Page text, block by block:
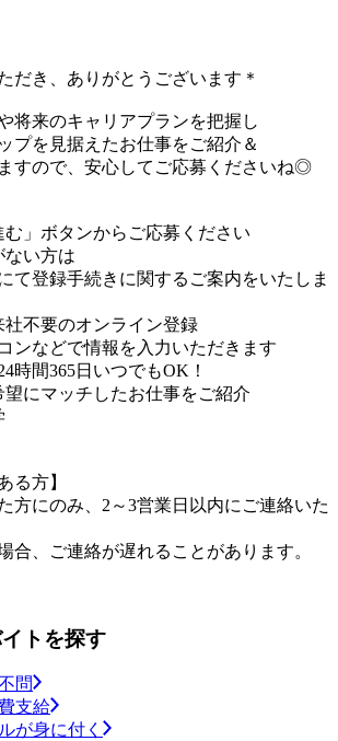
だき、ありがとうございます＊
将来のキャリアプランを把握し
プを見据えたお仕事をご紹介＆
すので、安心してご応募くださいね◎
む」ボタンからご応募ください
ない方は
て登録手続きに関するご案内をいたしま
不要のオンライン登録
などで情報を入力いただきます
間365日いつでもOK！
にマッチしたお仕事をご紹介
る方】
方にのみ、2～3営業日以内にご連絡いた
合、ご連絡が遅れることがあります。
トを探す
問
支給
が身に付く